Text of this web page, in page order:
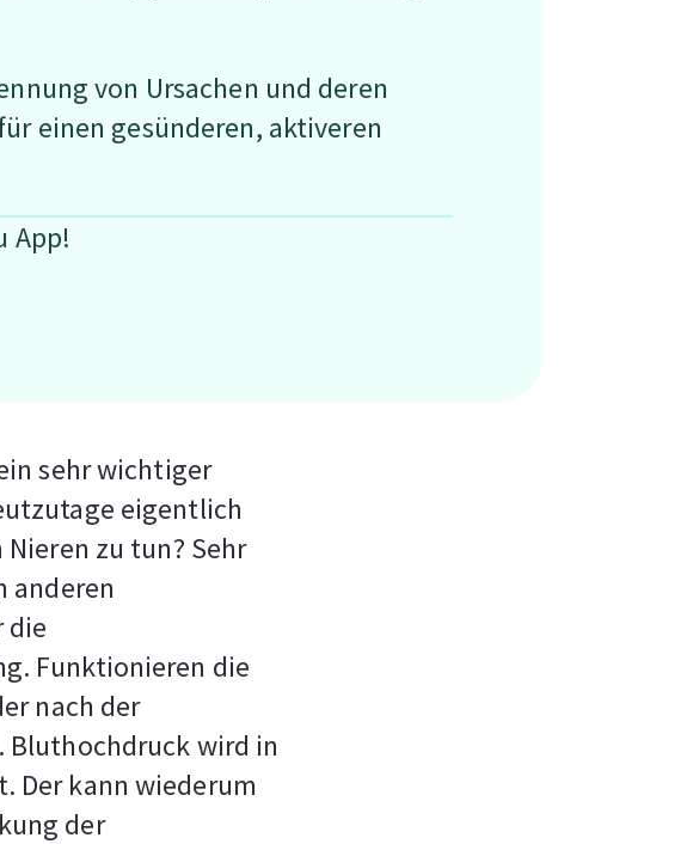
von Ursachen und deren
einen gesünderen, aktiveren
App!
sehr wichtiger
eigentlich
zu tun? Sehr
anderen
die
Funktionieren die
nach der
wird in
Der kann wiederum
der